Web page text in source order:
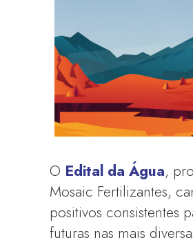
O Edital da Água,
Mosaic Fertilizantes,
positivos consistentes
futuras nas mais